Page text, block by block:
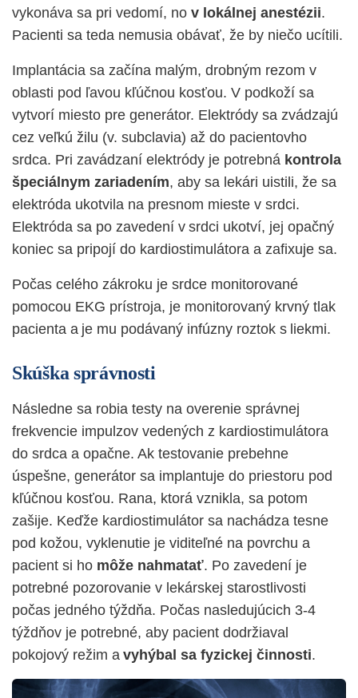
vykonáva sa pri vedomí, no v lokálnej anestézii.
Pacienti sa teda nemusia obávať, že by niečo ucítili.
Implantácia sa začína malým, drobným rezom v
oblasti pod ľavou kľúčnou kosťou. V podkoží sa
vytvorí miesto pre generátor. Elektródy sa zvádzajú
cez veľkú žilu (v. subclavia) až do pacientovho
srdca. Pri zavádzaní elektródy je potrebná kontrola
špeciálnym zariadením, aby sa lekári uistili, že sa
elektróda ukotvila na presnom mieste v srdci.
Elektróda sa po zavedení v srdci ukotví, jej opačný
koniec sa pripojí do kardiostimulátora a zafixuje sa.
Počas celého zákroku je srdce monitorované
pomocou EKG prístroja, je monitorovaný krvný tlak
pacienta a je mu podávaný infúzny roztok s liekmi.
Skúška správnosti
Následne sa robia testy na overenie správnej
frekvencie impulzov vedených z kardiostimulátora
do srdca a opačne. Ak testovanie prebehne
úspešne, generátor sa implantuje do priestoru pod
kľúčnou kosťou. Rana, ktorá vznikla, sa potom
zašije. Keďže kardiostimulátor sa nachádza tesne
pod kožou, vyklenutie je viditeľné na povrchu a
pacient si ho môže nahmatať. Po zavedení je
potrebné pozorovanie v lekárskej starostlivosti
počas jedného týždňa. Počas nasledujúcich 3-4
týždňov je potrebné, aby pacient dodržiaval
pokojový režim a vyhýbal sa fyzickej činnosti.